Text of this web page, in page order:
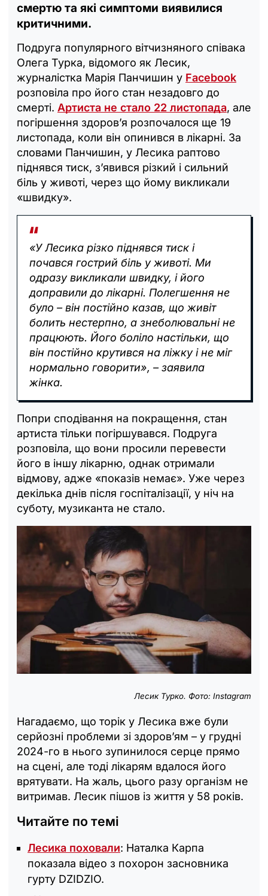
смертю та які симптоми виявилися
критичними.
Подруга популярного вітчизняного співака
Олега Турка, відомого як Лесик,
журналістка Марія Панчишин у Facebook
розповіла про його стан незадовго до
смерті. Артиста не стало 22 листопада, але
погіршення здоров’я розпочалося ще 19
листопада, коли він опинився в лікарні. За
словами Панчишин, у Лесика раптово
піднявся тиск, з’явився різкий і сильний
біль у животі, через що йому викликали
«швидку».
«У Лесика різко піднявся тиск і
почався гострий біль у животі. Ми
одразу викликали швидку, і його
доправили до лікарні. Полегшення не
було – він постійно казав, що живіт
болить нестерпно, а знеболювальні не
працюють. Його боліло настільки, що
він постійно крутився на ліжку і не міг
нормально говорити», – заявила
жінка.
Попри сподівання на покращення, стан
артиста тільки погіршувався. Подруга
розповіла, що вони просили перевести
його в іншу лікарню, однак отримали
відмову, адже «показів немає». Уже через
декілька днів після госпіталізації, у ніч на
суботу, музиканта не стало.
Лесик Турко. Фото: Instagram
Нагадаємо, що торік у Лесика вже були
серйозні проблеми зі здоров’ям – у грудні
2024-го в нього зупинилося серце прямо
на сцені, але тоді лікарям вдалося його
врятувати. На жаль, цього разу організм не
витримав. Лесик пішов із життя у 58 років.
Читайте по темі
Лесика поховали: Наталка Карпа
показала відео з похорон засновника
гурту DZIDZIO.